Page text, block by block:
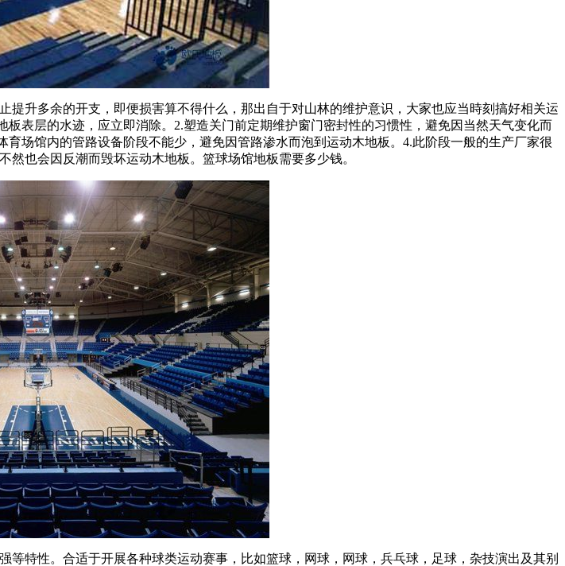
升多余的开支，即便损害算不得什么，那出自于对山林的维护意识，大家也应当時刻搞好相关运
表层的水迹，应立即消除。2.塑造关门前定期维护窗门密封性的习惯性，避免因当然天气变化而
场馆内的管路设备阶段不能少，避免因管路渗水而泡到运动木地板。4.此阶段一般的生产厂家很
也会因反潮而毁坏运动木地板。篮球场馆地板需要多少钱。
性。合适于开展各种球类运动赛事，比如篮球，网球，网球，兵乓球，足球，杂技演出及其别